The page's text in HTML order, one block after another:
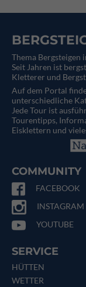
Thema Bergsteigen
Seit Jahren ist
Kletterer und
Auf dem Portal
unterschiedliche
Jede Tour ist
Tourentipps,
Eisklettern und
COMMUNITY
FACEBOOK
INSTAGRAM
YOUTUBE
SERVICE
HÜTTEN
WETTER